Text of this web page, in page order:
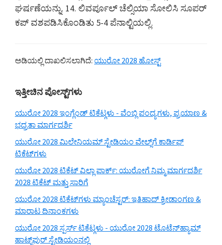
ಘರ್ಷಣೆಯನ್ನು. 14. ಲಿವರ್ಪೂಲ್ ಚೆಲ್ಸಿಯಾ ಸೋಲಿಸಿ ಸೂಪರ್
ಕಪ್ ವಶಪಡಿಸಿಕೊಂಡಿತು 5-4 ಪೆನಾಲ್ಟಿಯಲ್ಲಿ.
ಅಡಿಯಲ್ಲಿ ದಾಖಲಿಸಲಾಗಿದೆ: ಯುರೋ 2028 ಹೋಸ್ಟ್
ಪ್ರಾಥಮಿಕ
ಅಡ್ಡಪಟ್ಟಿ
ಇತ್ತೀಚಿನ ಪೋಸ್ಟ್‌ಗಳು
ಯುರೋ 2028 ಇಂಗ್ಲೆಂಡ್ ಟಿಕೆಟ್ಗಳು - ವೆಂಬ್ಲಿ ಪಂದ್ಯಗಳು, ಪ್ರಯಾಣ &
ಭದ್ರತಾ ಮಾರ್ಗದರ್ಶಿ
ಯುರೋ 2028 ಮಿಲೇನಿಯಮ್ ಸ್ಟೇಡಿಯಂ ವೇಲ್ಸ್‌ಗೆ ಕಾರ್ಡಿಫ್
ಟಿಕೆಟ್‌ಗಳು
ಯುರೋ 2028 ಟಿಕೆಟ್ ವಿಲ್ಲಾ ಪಾರ್ಕ್: ಯುರೋಗೆ ನಿಮ್ಮ ಮಾರ್ಗದರ್ಶಿ
2028 ಟಿಕೆಟ್ ಮತ್ತು ಸಾರಿಗೆ
ಯುರೋ 2028 ಟಿಕೆಟ್‌ಗಳು ಮ್ಯಾಂಚೆಸ್ಟರ್: ಇತಿಹಾದ್ ಕ್ರೀಡಾಂಗಣ &
ಮಾರಾಟ ದಿನಾಂಕಗಳು
ಯುರೋ 2028 ಸ್ಪರ್ಸ್ ಟಿಕೆಟ್ಗಳು - ಯುರೋ 2028 ಟೊಟೆನ್‌ಹ್ಯಾಮ್
ಹಾಟ್ಸ್‌ಪುರ್ ಸ್ಟೇಡಿಯಂನಲ್ಲಿ